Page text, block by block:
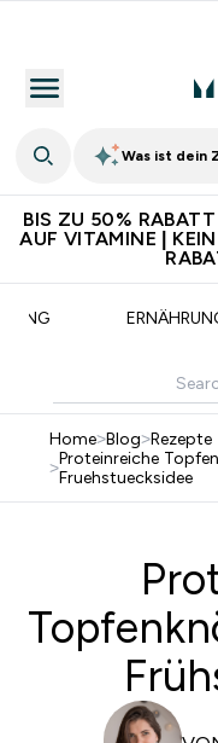
Was ist dein
BIS ZU 50%
AUF VITAMINE |
Home>Blog>Rezepte
>Proteinreiche
Fruehstuecksidee